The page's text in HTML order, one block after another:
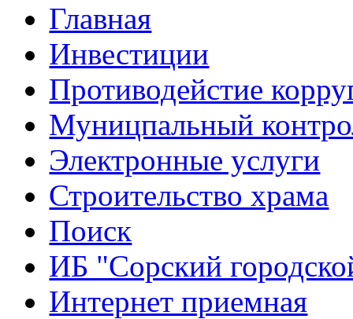
Главная
Инвестиции
Противодейстие
Муницпальный
Электронные услуги
Строительство храма
Поиск
ИБ "Сорский
Интернет приемная